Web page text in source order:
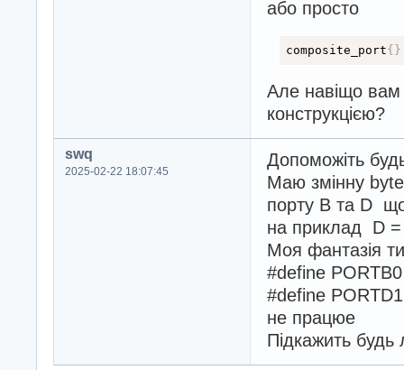
або просто
composite_port{ }
Але навіщо вам
конструкцією?
swq
2025-02-22 18:07:45
Допоможіть
Маю змінну byte
порту В та D
на приклад D
Моя фантазія
#define
#define
не працюе
Підкажить будь